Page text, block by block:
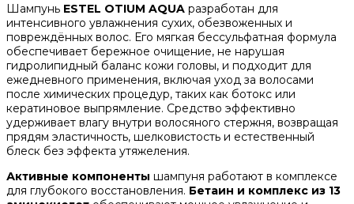
Шампунь ESTEL OTIUM AQUA разработан для
интенсивного увлажнения сухих, обезвоженных и
повреждённых волос. Его мягкая бессульфатная формула
обеспечивает бережное очищение, не нарушая
гидролипидный баланс кожи головы, и подходит для
ежедневного применения, включая уход за волосами
после химических процедур, таких как ботокс или
кератиновое выпрямление. Средство эффективно
удерживает влагу внутри волосяного стержня, возвращая
прядям эластичность, шелковистость и естественный
блеск без эффекта утяжеления.
Активные компоненты шампуня работают в комплексе
для глубокого восстановления. Бетаин и комплекс из 13